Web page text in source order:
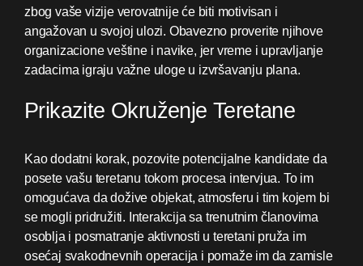
zbog vaše vizije verovatnije će biti motivisan i
angažovan u svojoj ulozi. Obavezno proverite njihove
organizacione veštine i navike, jer vreme i upravljanje
zadacima igraju važne uloge u izvršavanju plana.
Prikazite Okruženje Teretane
Kao dodatni korak, pozovite potencijalne kandidate da
posete vašu teretanu tokom procesa intervjua. To im
omogućava da dožive objekat, atmosferu i tim kojem bi
se mogli pridružiti. Interakcija sa trenutnim članovima
osoblja i posmatranje aktivnosti u teretani pruža im
osećaj svakodnevnih operacija i pomaže im da zamisle